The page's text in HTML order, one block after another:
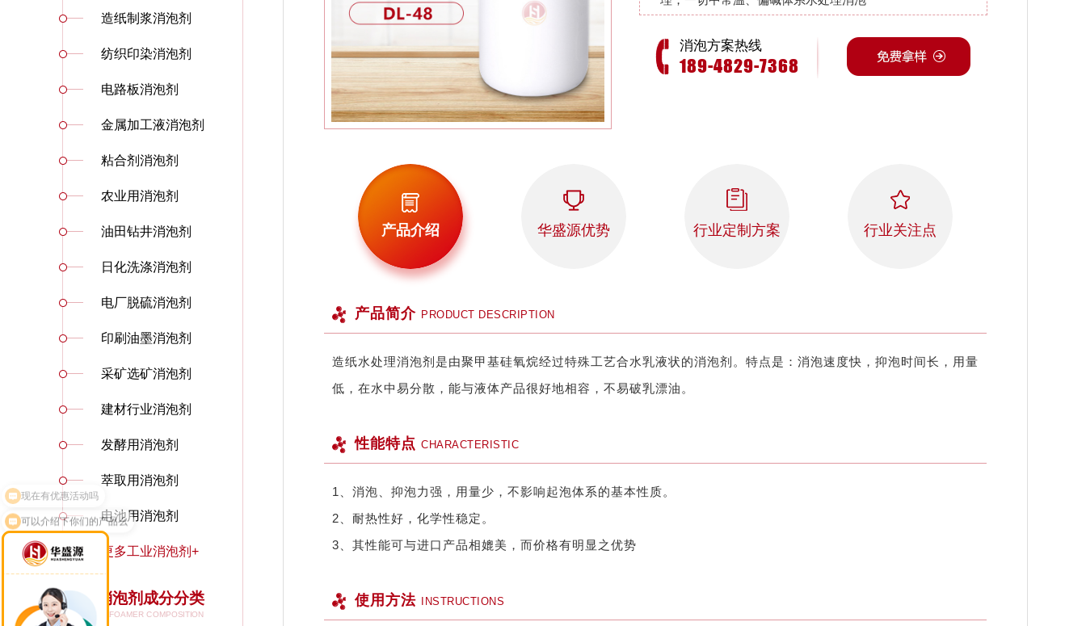
造纸制浆消泡剂
纺织印染消泡剂
电路板消泡剂
金属加工液消泡剂
粘合剂消泡剂
农业用消泡剂
油田钻井消泡剂
日化洗涤消泡剂
电厂脱硫消泡剂
印刷油墨消泡剂
采矿选矿消泡剂
建材行业消泡剂
发酵用消泡剂
萃取用消泡剂
电池用消泡剂
更多工业消泡剂+
消泡剂成分分类
DEFOAMER COMPOSITION
消泡方案热线
189-4829-7368
产品介绍 华盛源优势 行业定制方案 行业关注点
产品简介 PRODUCT DESCRIPTION
造纸水处理消泡剂是由聚甲基硅氧烷经过特殊工艺合水乳液状的消泡剂。特点是：消泡速度快，抑泡时间长，用量
低，在水中易分散，能与液体产品很好地相容，不易破乳漂油。
性能特点 CHARACTERISTIC
1、消泡、抑泡力强，用量少，不影响起泡体系的基本性质。
2、耐热性好，化学性稳定。
3、其性能可与进口产品相媲美，而价格有明显之优势
使用方法 INSTRUCTIONS
可以介绍下你们的产品么